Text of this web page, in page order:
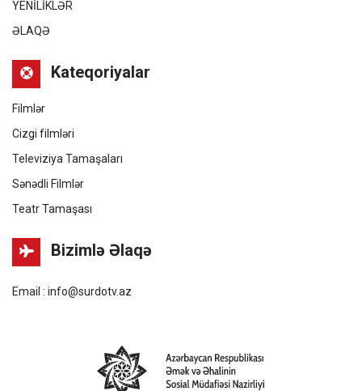
YENİLİKLƏR
ƏLAQƏ
Kateqoriyalar
Filmlər
Cizgi filmləri
Televiziya Tamaşaları
Sənədli Filmlər
Teatr Tamaşası
Bizimlə Əlaqə
Email : info@surdotv.az